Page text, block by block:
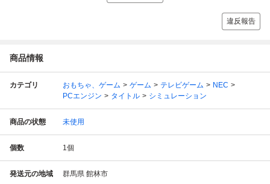
違反報告
商品情報
カテゴリ おもちゃ、ゲーム ゲーム テレビゲーム
NEC
PCエンジン
タイトル シミュレーション
商品の状態 未使用
個数 1個
発送元の地域 群馬県 館林市